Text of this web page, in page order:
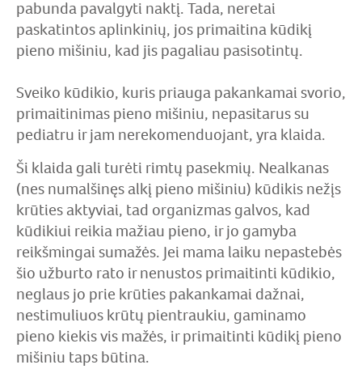
pabunda pavalgyti naktį. Tada, neretai
paskatintos aplinkinių, jos primaitina kūdikį
pieno mišiniu, kad jis pagaliau pasisotintų.
Sveiko kūdikio, kuris priauga pakankamai svorio,
primaitinimas pieno mišiniu, nepasitarus su
pediatru ir jam nerekomenduojant, yra klaida.
Ši klaida gali turėti rimtų pasekmių. Nealkanas
(nes numalšinęs alkį pieno mišiniu) kūdikis nežįs
krūties aktyviai, tad organizmas galvos, kad
kūdikiui reikia mažiau pieno, ir jo gamyba
reikšmingai sumažės. Jei mama laiku nepastebės
šio užburto rato ir nenustos primaitinti kūdikio,
neglaus jo prie krūties pakankamai dažnai,
nestimuliuos krūtų pientraukiu, gaminamo
pieno kiekis vis mažės, ir primaitinti kūdikį pieno
mišiniu taps būtina.